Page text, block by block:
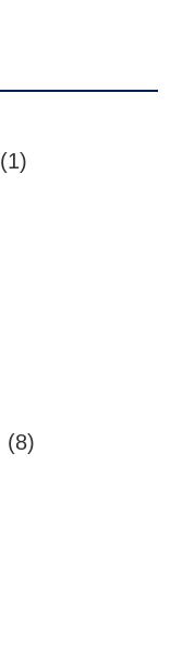
(1)
(8)